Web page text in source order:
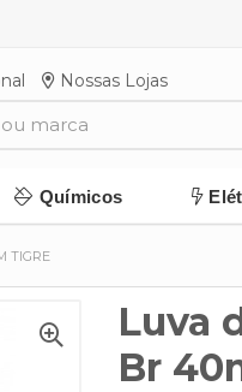
Nossas Lojas
Químicos
TIGRE
Luva
Br